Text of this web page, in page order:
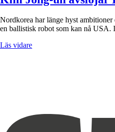
Nordkorea har länge hyst
en ballistisk robot som kan nå USA.
Läs vidare